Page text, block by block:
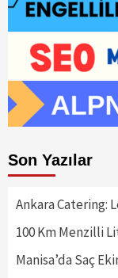
Son Yazılar
Ankara Catering:
100 Km Menzilli
Manisa’da Saç